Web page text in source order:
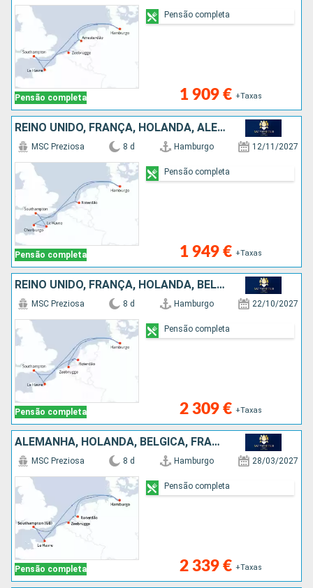
Pensão completa 1 909 € +Taxas
Pensão completa
REINO UNIDO, FRANÇA, HOLANDA, ALEMANHA
Pensão completa
MSC Preziosa 8 d Hamburgo 12/11/2027
1 949 € +Taxas
Pensão completa
REINO UNIDO, FRANÇA, HOLANDA, BÉLGICA, ALEMANHA
Pensão completa
MSC Preziosa 8 d Hamburgo 22/10/2027
2 309 € +Taxas
Pensão completa
ALEMANHA, HOLANDA, BÉLGICA, FRANÇA, REINO UNIDO
Pensão completa
MSC Preziosa 8 d Hamburgo 28/03/2027
2 339 € +Taxas
Pensão completa